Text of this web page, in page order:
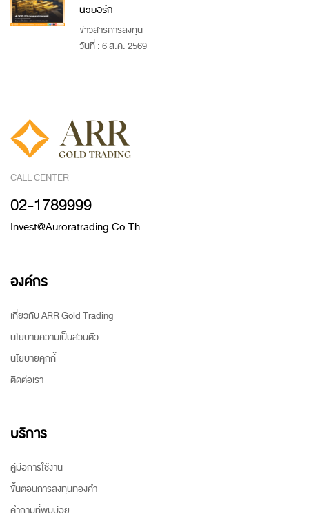
นิวยอร์ก
ข่าวสารการลงทุน
วันที่ : 6 ส.ค. 2569
CALL CENTER
02-1789999
Invest@auroratrading.co.th
องค์กร
เกี่ยวกับ ARR Gold Trading
นโยบายความเป็นส่วนตัว
นโยบายคุกกี้
ติดต่อเรา
บริการ
คู่มือการใช้งาน
ขั้นตอนการลงทุนทองคำ
คำถามที่พบบ่อย